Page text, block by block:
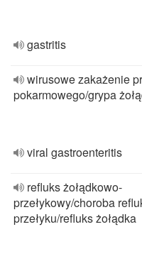
gastritis
wirusowe zakażenie
pokarmowego/grypa
viral gastroenteritis
refluks żołądkowo-
przełykowy/choroba
przełyku/refluks żołądka